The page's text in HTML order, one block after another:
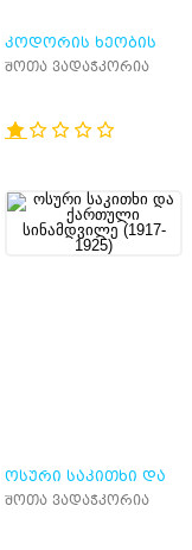
ᲙᲝᲓᲝᲠᲘᲡ ᲮᲔᲝᲑᲘᲡ
ᲓᲘᲚᲔᲛᲐ (1993-2010)
შოთა ვადაჭკორია
ᲝᲡᲣᲠᲘ ᲡᲐᲙᲘᲗᲮᲘ ᲓᲐ
ᲥᲐᲠᲗᲣᲚᲘ ᲡᲘᲜᲐᲛᲓᲕᲘᲚᲔ
შოთა ვადაჭკორია